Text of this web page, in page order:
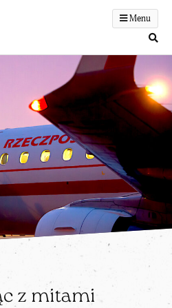
Menu
z mitami